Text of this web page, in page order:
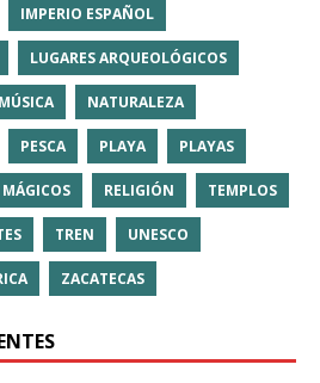
IMPERIO ESPAÑOL
LUGARES ARQUEOLÓGICOS
MÚSICA NATURALEZA
PESCA PLAYA PLAYAS
RELIGIÓN TEMPLOS
TREN UNESCO
ZACATECAS